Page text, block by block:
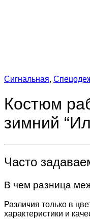
Сигнальная,
Костюм
зимний
Часто
В чем разница
Различия только в
характеристики и